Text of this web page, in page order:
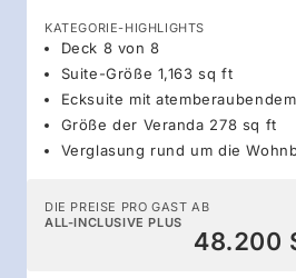
KATEGORIE-HIGHLIGHTS
Deck 8 von 8
Suite-Größe 1,163 sq ft
Ecksuite mit
Größe der Veranda 278 sq ft
Verglasung rund um die
DIE PREISE PRO GAST AB
ALL-INCLUSIVE PLUS
48.200